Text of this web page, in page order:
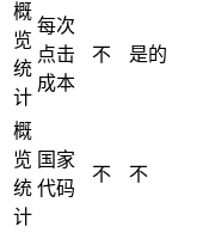
概
览
统
计
每次
点击
成本
不 是的
概
览
统
计
国家
代码
不 不